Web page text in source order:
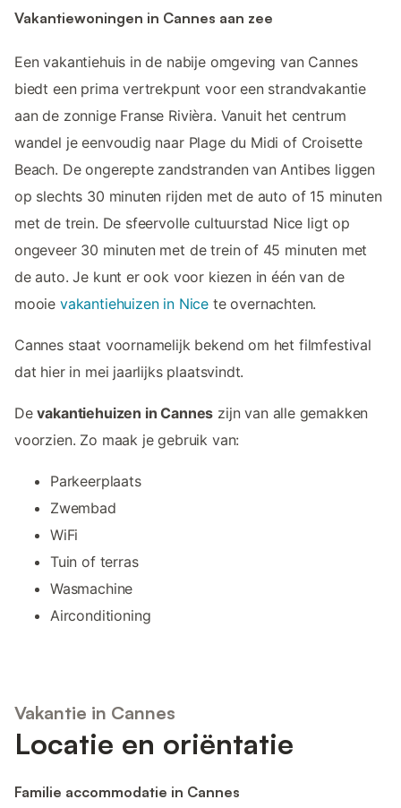
Vakantiewoningen in Cannes aan zee
Een vakantiehuis in de nabije omgeving van Cannes
biedt een prima vertrekpunt voor een strandvakantie
aan de zonnige Franse Rivièra. Vanuit het centrum
wandel je eenvoudig naar Plage du Midi of Croisette
Beach. De ongerepte zandstranden van Antibes liggen
op slechts 30 minuten rijden met de auto of 15 minuten
met de trein. De sfeervolle cultuurstad Nice ligt op
ongeveer 30 minuten met de trein of 45 minuten met
de auto. Je kunt er ook voor kiezen in één van de
mooie vakantiehuizen in Nice te overnachten.
Cannes staat voornamelijk bekend om het filmfestival
dat hier in mei jaarlijks plaatsvindt.
Devakantiehuizen in Cannes zijn van alle gemakken
voorzien. Zo maak je gebruik van:
Parkeerplaats
Zwembad
WiFi
Tuin of terras
Wasmachine
Airconditioning
Vakantie in Cannes
Locatie en oriëntatie
Familie accommodatie in Cannes